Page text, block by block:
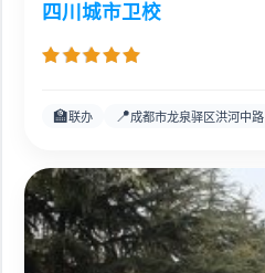
四川城市卫校
🏫联办 📍成都市龙泉驿区洪河中路